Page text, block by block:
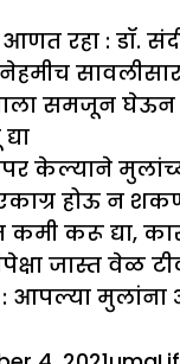
रहा : डॉ.
नेहमीच
समजून घेऊन
केल्याने
होऊ न
करू द्या,
जास्त वेळ
आपल्या मुलांना